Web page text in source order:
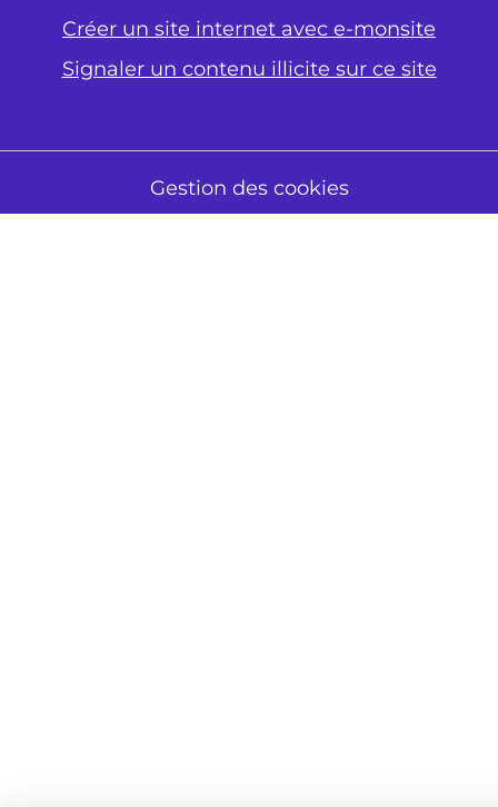
Créer un site internet avec e-monsite
Signaler un contenu illicite sur ce site
Gestion des cookies